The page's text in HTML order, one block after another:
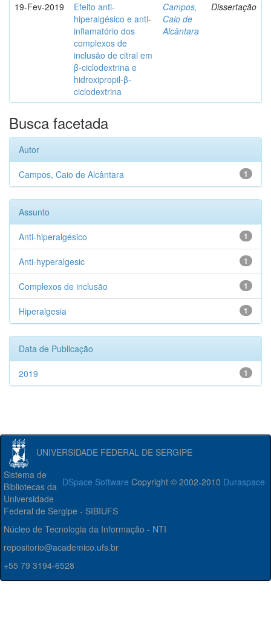
19-Fev-2019
Efeito anti-
hiperalgésico e anti-
inflamatório dos
complexos de
inclusão de citral em
β-ciclodextrina e
hidroxipropil-β-
ciclodextrina
Campos,
Caio de
Alcântara
Dissertação
Busca facetada
Autor
1
Campos, Caio de Alcântara
Assunto
1
Anti-hiperalgésico
1
Anti-hyperalgesic
1
Complexos de inclusão
1
Hiperalgesia
Data de Publicação
1
2019
UNIVERSIDADE FEDERAL DE SERGIPE
DSpace Software Copyright © 2002-2010 Duraspace
Sistema de
Bibliotecas da
Universidade
Federal de Sergipe - SIBIUFS
Núcleo de Tecnologia da Informação - NTI
repositorio@academico.ufs.br
+55 79 3194-6528